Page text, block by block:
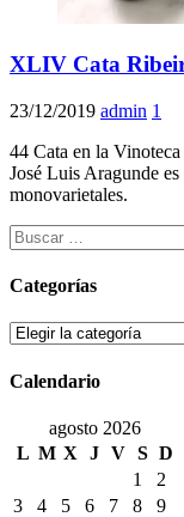
XLIV Cata
23/12/2019 admin 1
44 Cata en la
José Luis Aragunde
monovarietales.
Buscar:
Categorías
Categorías
Calendario
agosto 2026
L M X J V S D
1
2
3
4 5 6 7 8
9